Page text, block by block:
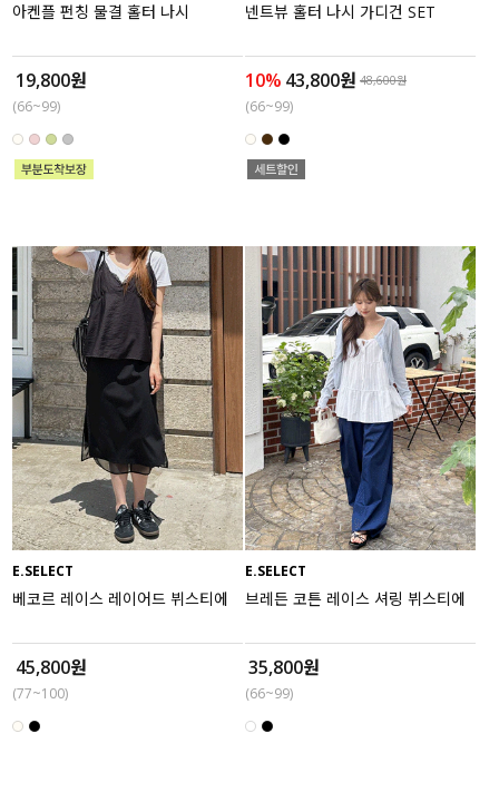
아켄플 펀칭 물결 홀터 나시
19,800원
(66~99)
넨트뷰 홀터 나시 가디건 SET
10% 43,800원 48,600원
(66~99)
E.SELECT
베코르 레이스 레이어드 뷔스티에
45,800원
(77~100)
E.SELECT
브레든 코튼 레이스 셔링 뷔스티에
35,800원
(66~99)